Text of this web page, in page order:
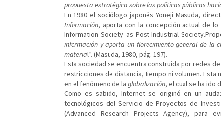
propuesta estratégica sobre las políticas públicas
En 1980 el sociólogo japonés Yoneji Masuda,
Información, aporta con la concepción actual de
Information Society as Post-Industrial
información y aporta un florecimiento general de la
material”. (Masuda, 1980, pág. 197).
Esta sociedad se encuentra construida por redes
restricciones de distancia, tiempo ni volumen.
en el fenómeno de la globalización, el cual se ha ido
Como es sabido, Internet se originó en un
tecnológicos del Servicio de Proyectos de
(Advanced Research Projects Agency), para